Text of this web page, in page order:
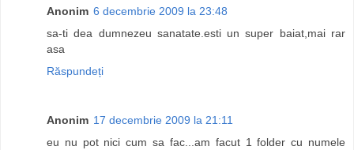
Anonim 6 decembrie 2009 la 23:48
sa-ti dea dumnezeu sanatate.esti un super baiat,mai rar
asa
Răspundeți
Anonim 17 decembrie 2009 la 21:11
eu nu pot nici cum sa fac...am facut 1 folder cu numele